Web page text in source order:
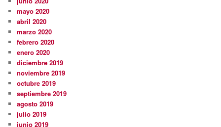
mayo 2020
abril 2020
marzo 2020
febrero 2020
enero 2020
diciembre 2019
noviembre 2019
octubre 2019
septiembre 2019
agosto 2019
julio 2019
junio 2019